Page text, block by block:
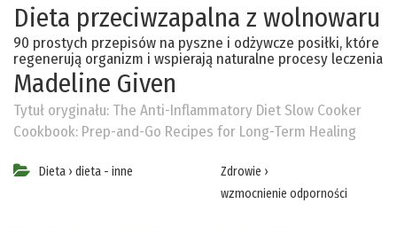
Dieta przeciwzapalna z wolnowaru
90 prostych przepisów na pyszne i odżywcze posiłki, które
regenerują organizm i wspierają naturalne procesy leczenia
Madeline Given
Tytuł oryginału: The Anti-Inflammatory Diet Slow Cooker
Cookbook: Prep-and-Go Recipes for Long-Term Healing
Dieta › dieta - inne Zdrowie ›
wzmocnienie odporności